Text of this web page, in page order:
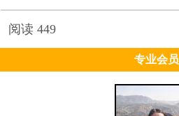
阅读 449
专业会员